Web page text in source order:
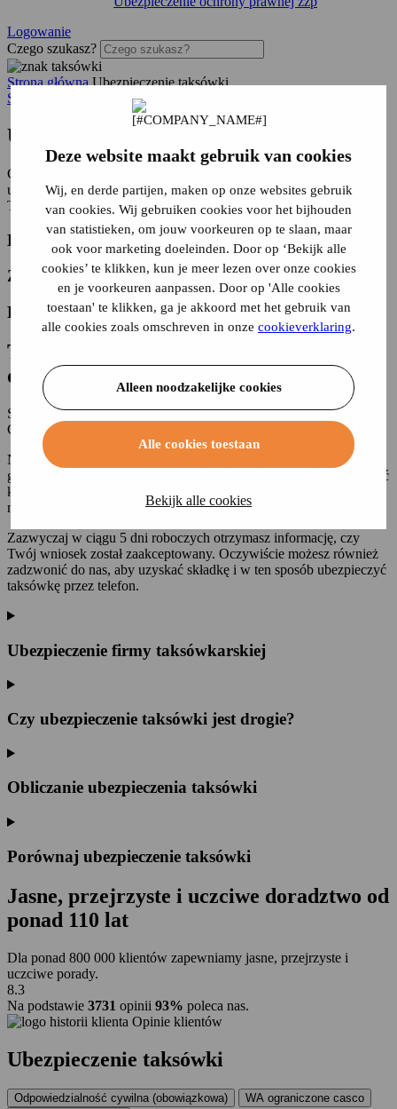
Deze website maakt gebruik van cookies
Wij, en derde partijen, maken op onze websites gebruik
van cookies. Wij gebruiken cookies voor het bijhouden
van statistieken, om jouw voorkeuren op te slaan, maar
ook voor marketing doeleinden. Door op ‘Bekijk alle
cookies’ te klikken, kun je meer lezen over onze cookies
en je voorkeuren aanpassen. Door op 'Alle cookies
toestaan' te klikken, ga je akkoord met het gebruik van
alle cookies zoals omschreven in onze cookieverklaring.
Alleen noodzakelijke cookies
Alle cookies toestaan
Bekijk alle cookies
Logowanie
Czego szukasz?
Strona główna Ubezpieczenie taksówki
Strona główna
Ubezpieczenie taksówki
Chcesz ubezpieczyć taksówkę? Łatwo porównaj najlepsze polisy
ubezpieczeniowe dla taksówek i wybierz ochronę, która pasuje do
Twojej sytuacji.
Bezpośrednio Twoja składka
Zamknij online
Pomoc naszych ekspertów
Tanie ubezpieczenie taksówki do
obliczenia w 5 minut
Szukasz taniego ubezpieczenia dla swojej taksówki? Mamy dla
Ciebie odpowiednie rozwiązanie.
Nasze ubezpieczenie taksówek obejmuje całą Holandię, w tym
główne miasta. Jeśli chcesz ubezpieczyć taksówkę, możesz dokonać
kalkulacji na naszej stronie. Wybierz "Taxi" podczas korzystania z
niej, a zobaczysz składkę, która Cię dotyczy.
Zazwyczaj w ciągu 5 dni roboczych otrzymasz informację, czy
Twój wniosek został zaakceptowany. Oczywiście możesz również
zadzwonić do nas, aby uzyskać składkę i w ten sposób ubezpieczyć
taksówkę przez telefon.
Ubezpieczenie firmy taksówkarskiej
Czy ubezpieczenie taksówki jest drogie?
Obliczanie ubezpieczenia taksówki
Porównaj ubezpieczenie taksówki
Jasne, przejrzyste i uczciwe doradztwo od
ponad 110 lat
Dla ponad 800 000 klientów zapewniamy jasne, przejrzyste i
uczciwe porady.
8.3
Na podstawie 3731 opinii 93% poleca nas.
Opinie klientów
Ubezpieczenie taksówki
Odpowiedzialność cywilna (obowiązkowa)
WA ograniczone casco